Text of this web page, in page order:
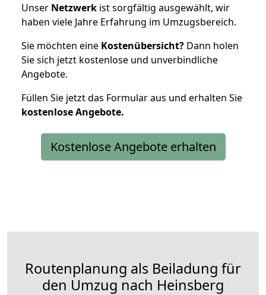
Unser Netzwerk ist sorgfältig ausgewählt, wir
haben viele Jahre Erfahrung im Umzugsbereich.
Sie möchten eine Kostenübersicht? Dann holen
Sie sich jetzt kostenlose und unverbindliche
Angebote.
Füllen Sie jetzt das Formular aus und erhalten Sie
kostenloseAngebote.
Kostenlose Angebote erhalten
Routenplanung als Beiladung für
den Umzug nach Heinsberg